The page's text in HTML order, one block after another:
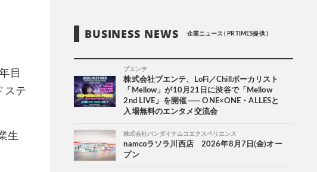
目
ステ
生
BUSINESS NEWS 企業ニュース ( PR TIMES提供 )
プエンテ
株式会社プエンテ、LoFi／Chillボーカリスト
「Mellow」が10月21日に渋谷で「Mellow
2nd LIVE」を開催 ── ONE×ONE・ALLESと
入場無料のエンタメ交流会
株式会社バンダイナムコエクスペリエンス
namcoラソラ川西店 2026年8月7日(金)オー
プン